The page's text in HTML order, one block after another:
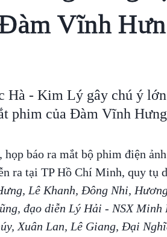
Vĩnh
Hà - Kim Lý gây chú ý
phim của Đàm Vĩnh
báo ra mắt bộ phim điện ảnh
ra tại TP Hồ Chí Minh, quy tụ
Lê Khanh, Đông Nhi,
đạo diễn Lý Hải - NSX
Xuân Lan, Lê Giang, Đại